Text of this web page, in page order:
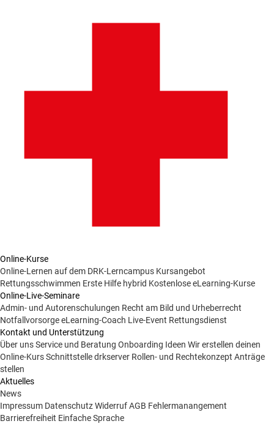
Online-Kurse
Online-Lernen auf dem DRK-Lerncampus Kursangebot
Rettungsschwimmen Erste Hilfe hybrid Kostenlose eLearning-Kurse
Online-Live-Seminare
Admin- und Autorenschulungen Recht am Bild und Urheberrecht
NotfallvorsorgeeLearning-Coach Live-Event Rettungsdienst
Kontakt und Unterstützung
Über unsService und Beratung Onboarding Ideen Wir erstellen deinen
Online-KursSchnittstelle drkserver Rollen- und Rechtekonzept Anträge
stellen
Aktuelles
News
Impressum DatenschutzWiderrufAGB Fehlermanangement
Barrierefreiheit Einfache Sprache